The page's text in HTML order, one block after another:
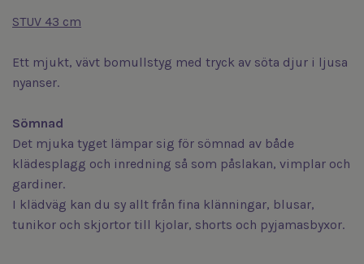
STUV 43 cm
Ett mjukt, vävt bomullstyg med tryck av söta djur i ljusa
nyanser.
Sömnad
Det mjuka tyget lämpar sig för sömnad av både
klädesplagg och inredning så som påslakan, vimplar och
gardiner.
I klädväg kan du sy allt från fina klänningar, blusar,
tunikor och skjortor till kjolar, shorts och pyjamasbyxor.